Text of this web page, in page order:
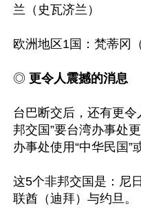
兰（史瓦济兰）
欧洲地区1国：梵蒂冈
◎ 更令人震撼的消息
台巴断交后，还有更
邦交国”要台湾办事处
办事处使用“中华民国”
这5个非邦交国是：尼
联酋（迪拜）与约旦。